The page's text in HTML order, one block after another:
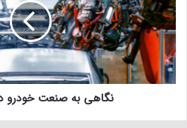
نگاهی به صنعت خودرو در